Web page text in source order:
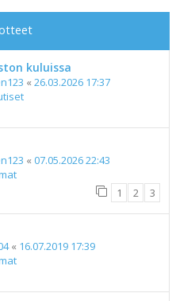
kuluissa
« 26.03.2026 17:37
« 07.05.2026 22:43
1 2 3
« 16.07.2019 17:39